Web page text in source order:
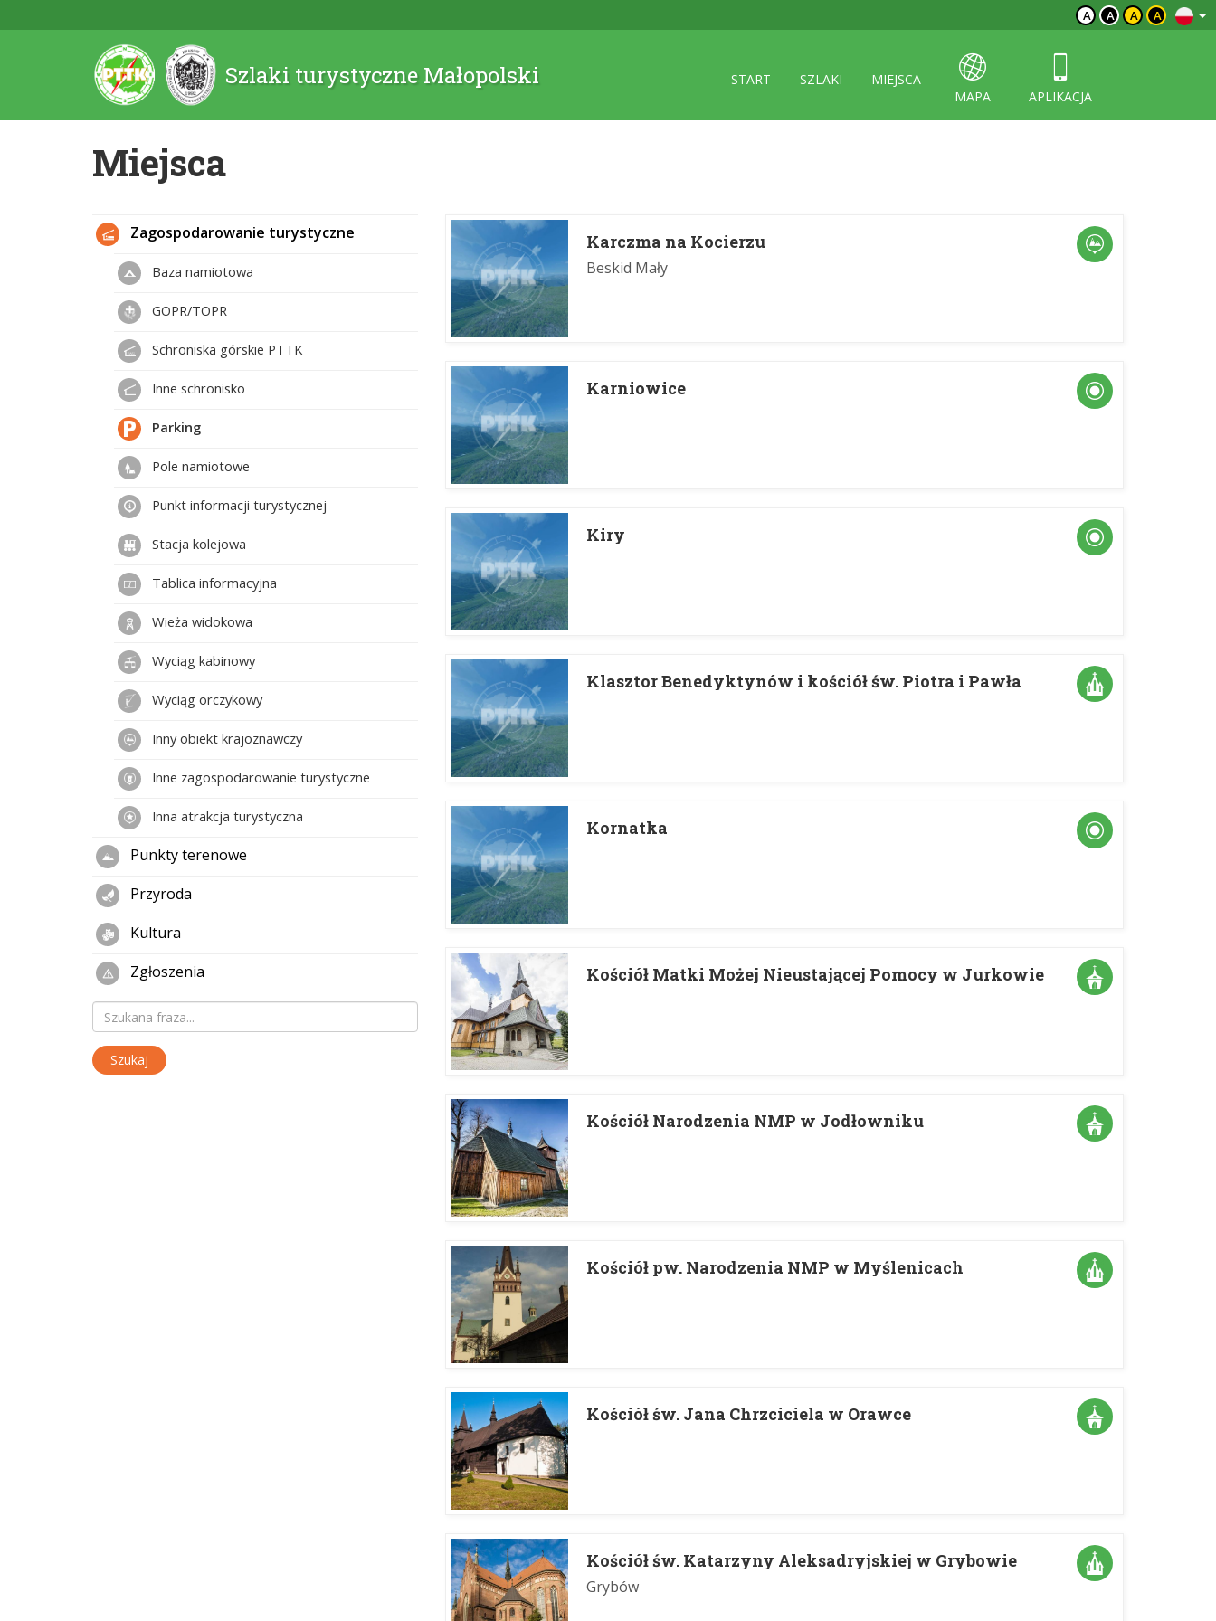
A A A A
Szlaki turystyczne Małopolski START SZLAKI
MIEJSCA
MAPA
APLIKACJA
Miejsca
Karczma na Kocierzu
Beskid Mały
Karniowice
Kiry
Klasztor Benedyktynów i kościół św. Piotra i Pawła
Kornatka
Kościół Matki Możej Nieustającej Pomocy w Jurkowie
Kościół Narodzenia NMP w Jodłowniku
Kościół pw. Narodzenia NMP w Myślenicach
Kościół św. Jana Chrzciciela w Orawce
Kościół św. Katarzyny Aleksadryjskiej w Grybowie
Grybów
Zagospodarowanie turystyczne
Baza namiotowa
GOPR/TOPR
Schroniska górskie PTTK
Inne schronisko
Parking
Pole namiotowe
Punkt informacji turystycznej
Stacja kolejowa
Tablica informacyjna
Wieża widokowa
Wyciąg kabinowy
Wyciąg orczykowy
Inny obiekt krajoznawczy
Inne zagospodarowanie turystyczne
Inna atrakcja turystyczna
Punkty terenowe
Przyroda
Kultura
Zgłoszenia